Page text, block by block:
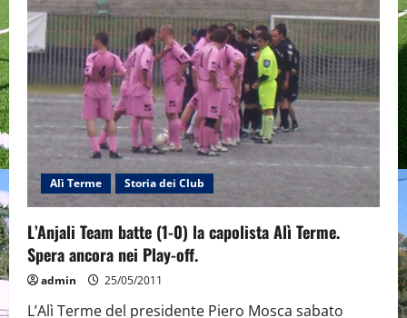
chiude
con
nove
gol
allo
Scaletta.
Alì Terme Storia dei Club
L’Anjali Team batte (1-0) la capolista Alì Terme.
Spera ancora nei Play-off.
admin 25/05/2011
L’Alì Terme del presidente Piero Mosca sabato